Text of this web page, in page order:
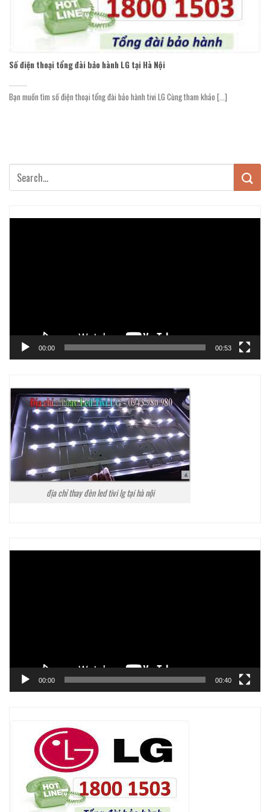
Số điện thoại tổng đài bảo hành LG tại Hà Nội
Bạn muốn tìm số điện thoại tổng đài bảo hành tivi LG Cùng tham khảo [...]
00:00 00:53
địa chỉ thay đèn led tivi lg tại hà nội
00:00 00:40